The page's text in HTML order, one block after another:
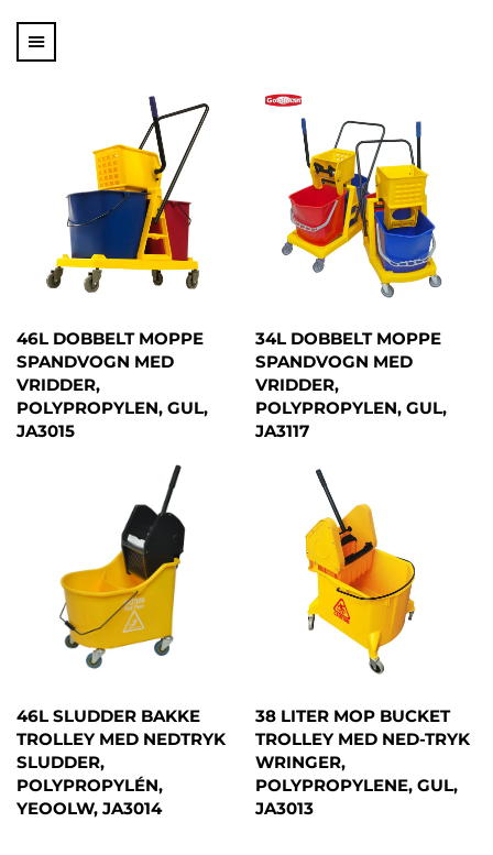
46L DOBBELT MOPPE
SPANDVOGN MED
VRIDDER,
POLYPROPYLEN, GUL,
JA3015
34L DOBBELT MOPPE
SPANDVOGN MED
VRIDDER,
POLYPROPYLEN, GUL,
JA3117
46L SLUDDER BAKKE
TROLLEY MED NEDTRYK
SLUDDER,
POLYPROPYLÉN,
YEOOLW, JA3014
38 LITER MOP BUCKET
TROLLEY MED NED-TRYK
WRINGER,
POLYPROPYLENE, GUL,
JA3013